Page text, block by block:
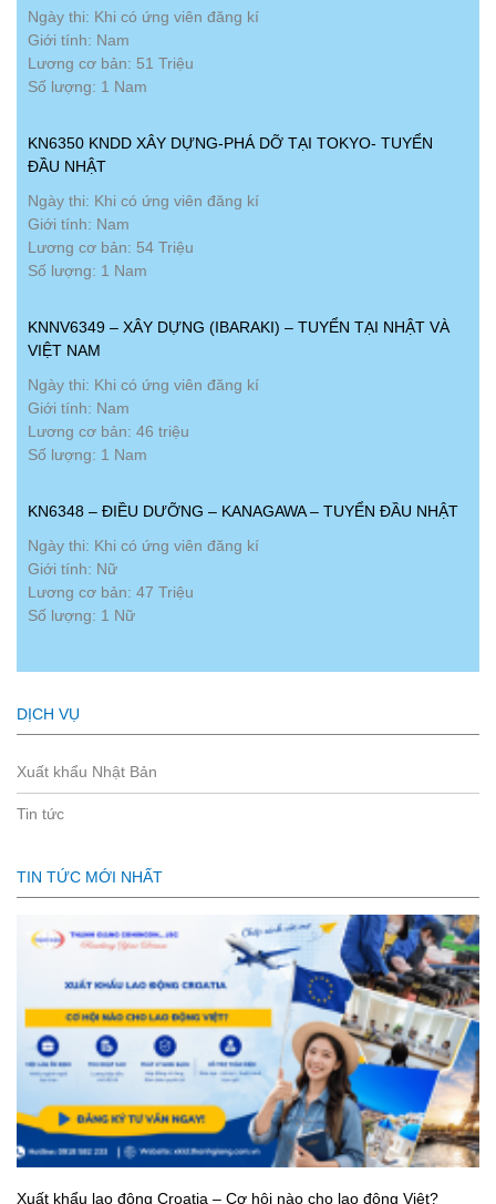
Ngày thi: Khi có ứng viên đăng kí
Giới tính: Nam
Lương cơ bản: 51 Triệu
Số lượng: 1 Nam
KN6350 KNDD XÂY DỰNG-PHÁ DỠ TẠI TOKYO- TUYỂN
ĐẦU NHẬT
Ngày thi: Khi có ứng viên đăng kí
Giới tính: Nam
Lương cơ bản: 54 Triệu
Số lượng: 1 Nam
KNNV6349 – XÂY DỰNG (IBARAKI) – TUYỂN TẠI NHẬT VÀ
VIỆT NAM
Ngày thi: Khi có ứng viên đăng kí
Giới tính: Nam
Lương cơ bản: 46 triệu
Số lượng: 1 Nam
KN6348 – ĐIỀU DƯỠNG – KANAGAWA – TUYỂN ĐẦU NHẬT
Ngày thi: Khi có ứng viên đăng kí
Giới tính: Nữ
Lương cơ bản: 47 Triệu
Số lượng: 1 Nữ
DỊCH VỤ
Xuất khẩu Nhật Bản
Tin tức
TIN TỨC MỚI NHẤT
Xuất khẩu lao động Croatia – Cơ hội nào cho lao động Việt?